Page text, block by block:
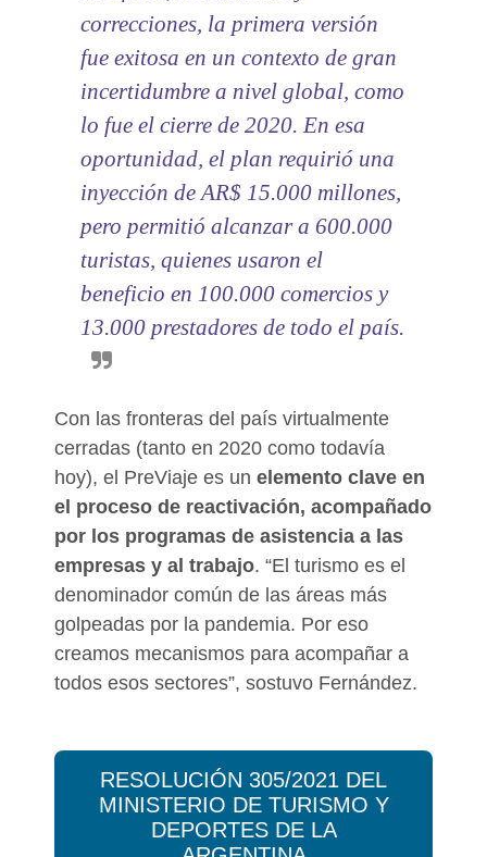
correcciones, la primera versión
fue exitosa en un contexto de gran
incertidumbre a nivel global, como
lo fue el cierre de 2020. En esa
oportunidad, el plan requirió una
inyección de AR$ 15.000 millones,
pero permitió alcanzar a 600.000
turistas, quienes usaron el
beneficio en 100.000 comercios y
13.000 prestadores de todo el país.
Con las fronteras del país virtualmente
cerradas (tanto en 2020 como todavía
hoy), el PreViaje es un elemento clave en
el proceso de reactivación, acompañado
por los programas de asistencia a las
empresas y al trabajo. “El turismo es el
denominador común de las áreas más
golpeadas por la pandemia. Por eso
creamos mecanismos para acompañar a
todos esos sectores”, sostuvo Fernández.
RESOLUCIÓN 305/2021 DEL
MINISTERIO DE TURISMO Y
DEPORTES DE LA